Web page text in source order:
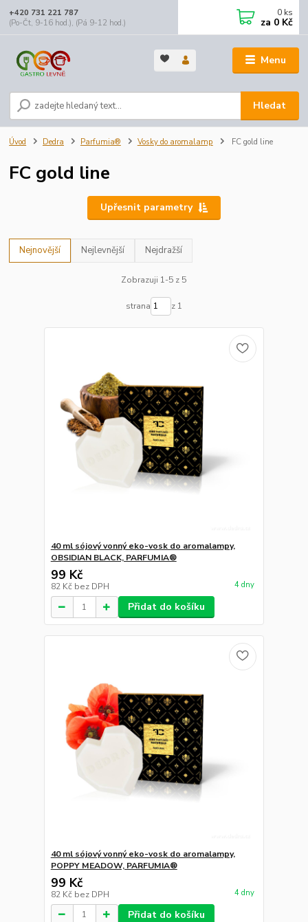
Menu
Hledat
+420 731 221 787
(Po-Čt, 9-16 hod.), (Pá 9-12 hod.)
0 ks
za 0 Kč
Úvod Dedra Parfumia® Vosky do aromalamp FC gold line
FC gold line
Upřesnit parametry
Nejnovější Nejlevnější Nejdražší
Zobrazuji 1-5 z 5
strana z 1
40 ml sójový vonný eko-vosk do aromalampy,
OBSIDIAN BLACK, PARFUMIA®
99 Kč
82 Kč bez DPH 4 dny
Přidat do košíku
40 ml sójový vonný eko-vosk do aromalampy,
POPPY MEADOW, PARFUMIA®
99 Kč
82 Kč bez DPH 4 dny
Přidat do košíku